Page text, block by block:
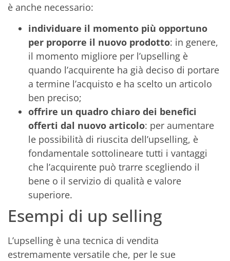
è anche necessario:
individuare il momento più opportuno
per proporre il nuovo prodotto: in genere,
il momento migliore per l’upselling è
quando l’acquirente ha già deciso di portare
a termine l’acquisto e ha scelto un articolo
ben preciso;
offrire un quadro chiaro dei benefici
offerti dal nuovo articolo: per aumentare
le possibilità di riuscita dell’upselling, è
fondamentale sottolineare tutti i vantaggi
che l’acquirente può trarre scegliendo il
bene o il servizio di qualità e valore
superiore.
Esempi di up selling
L’upselling è una tecnica di vendita
estremamente versatile che, per le sue